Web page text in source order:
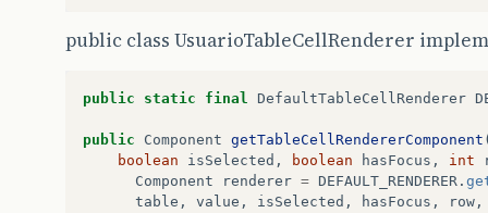
public class UsuarioTableCellRenderer
public static final DefaultTableCellRenderer
public Component getTableCellRendererComponent
boolean
isSelected , boolean hasFocus , int
Component
renderer = DEFAULT_RENDERER .
table , value , isSelected , hasFocus , row ,